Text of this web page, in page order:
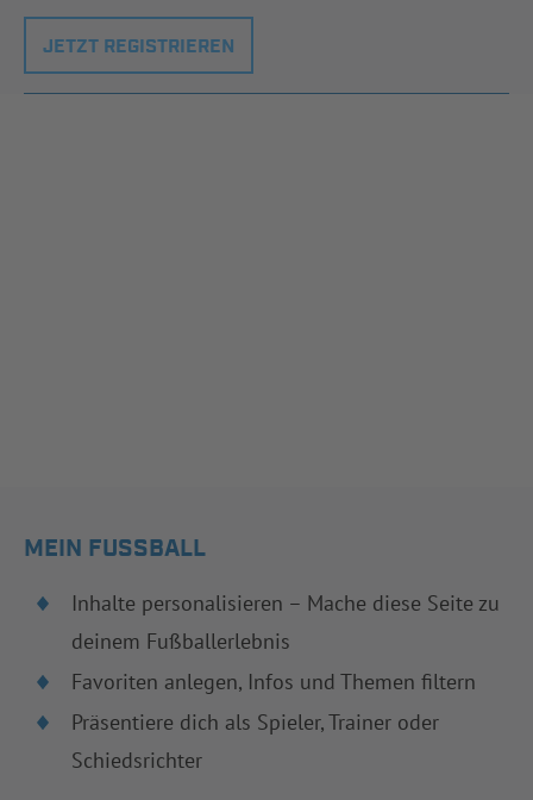
JETZT REGISTRIEREN
MEIN FUSSBALL
Inhalte personalisieren – Mache diese Seite zu
deinem Fußballerlebnis
Favoriten anlegen, Infos und Themen filtern
Präsentiere dich als Spieler, Trainer oder
Schiedsrichter